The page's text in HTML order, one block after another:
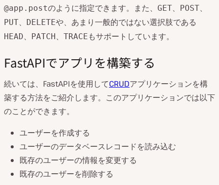
@app.postのように指定できます。また、 GET、 POST、
PUT、 DELETEや、あまり一般的ではない選択肢である
HEAD、 PATCH 、 TRACE もサポートしています。
FastAPIでアプリを構築する
続いては、FastAPIを使用してCRUDアプリケーションを構
築する方法をご紹介します。このアプリケーションでは以下
のことができます。
ユーザーを作成する
ユーザーのデータベースレコードを読み込む
既存のユーザーの情報を変更する
既存のユーザーを削除する